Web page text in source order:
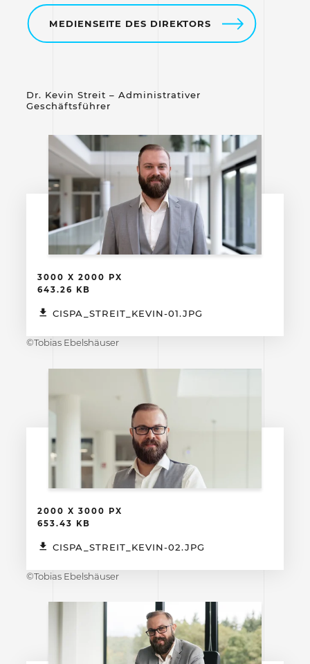
MEDIENSEITE DES DIREKTORS
Dr. Kevin Streit – Administrativer
Geschäftsführer
3000 X 2000 PX
643.26 KB
CISPA_STREIT_KEVIN-01.JPG
©Tobias Ebelshäuser
2000 X 3000 PX
653.43 KB
CISPA_STREIT_KEVIN-02.JPG
©Tobias Ebelshäuser